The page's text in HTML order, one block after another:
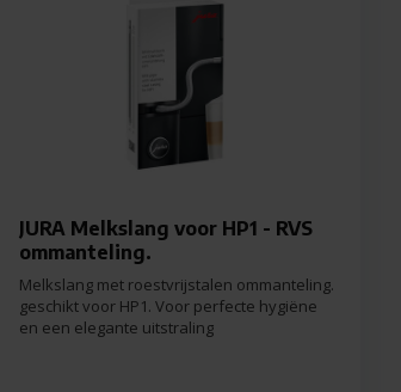
JURA Melkslang voor HP1 - RVS
ommanteling.
Melkslang met roestvrijstalen ommanteling.
geschikt voor HP1. Voor perfecte hygiëne
en een elegante uitstraling